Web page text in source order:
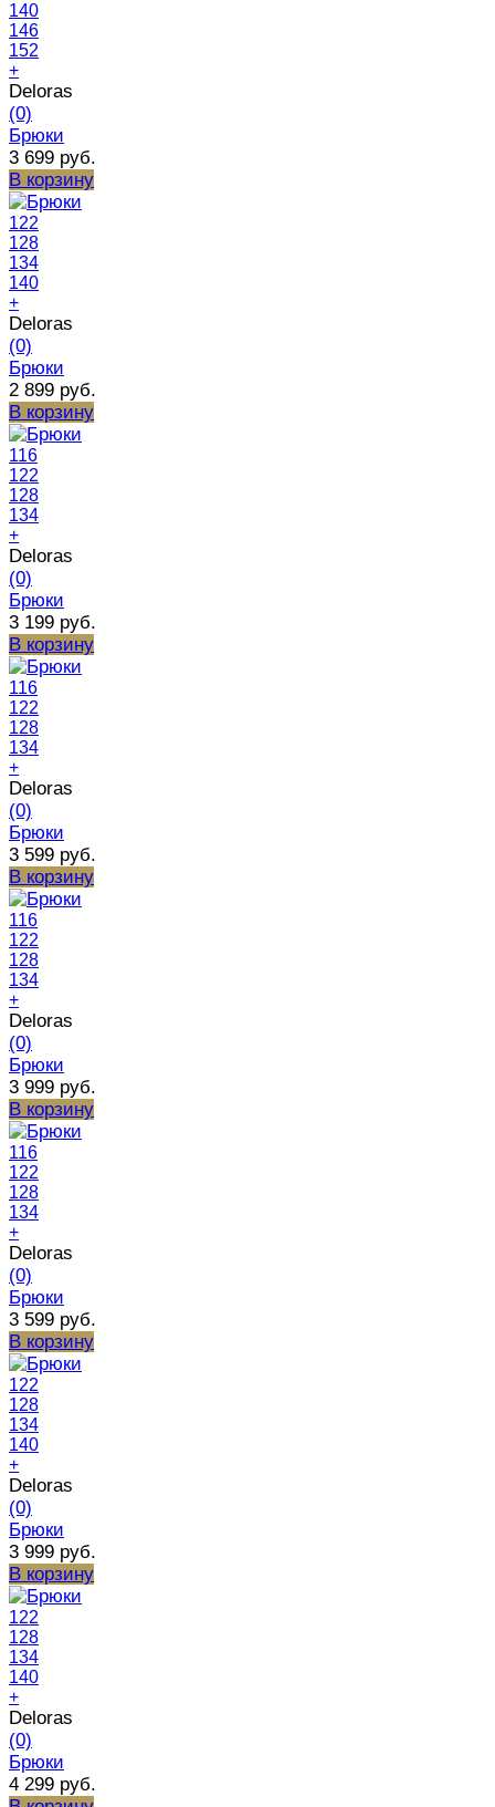
140
146
152
+
Deloras
(0)
Брюки
3 699 руб.
В корзину
122
128
134
140
+
Deloras
(0)
Брюки
2 899 руб.
В корзину
116
122
128
134
+
Deloras
(0)
Брюки
3 199 руб.
В корзину
116
122
128
134
+
Deloras
(0)
Брюки
3 599 руб.
В корзину
116
122
128
134
+
Deloras
(0)
Брюки
3 999 руб.
В корзину
116
122
128
134
+
Deloras
(0)
Брюки
3 599 руб.
В корзину
122
128
134
140
+
Deloras
(0)
Брюки
3 999 руб.
В корзину
122
128
134
140
+
Deloras
(0)
Брюки
4 299 руб.